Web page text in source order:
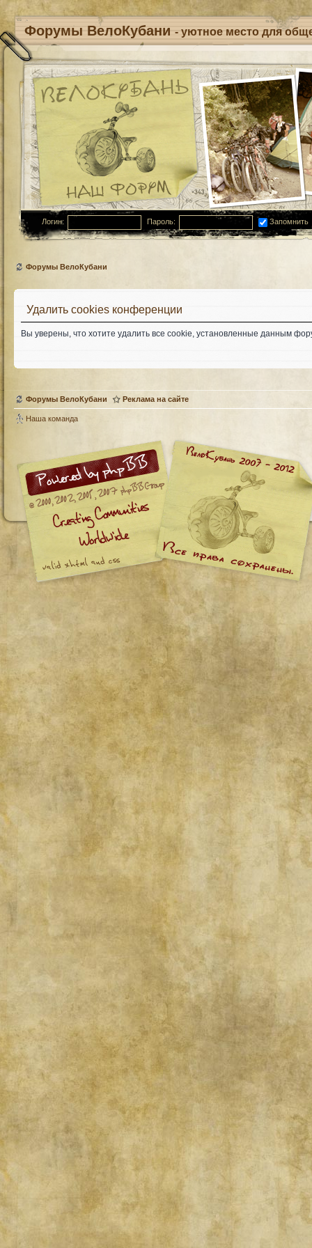
Форумы ВелоКубани - уютное место для
Логин: Пароль: Запомнить
Форумы ВелоКубани
Удалить cookies конференции
Вы уверены, что хотите удалить все cookie, установленные данным
Форумы ВелоКубани Реклама на сайте
Наша команда